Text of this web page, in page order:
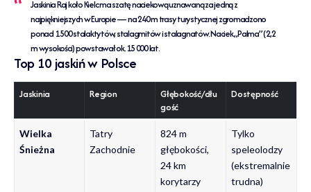
Jaskinia Raj koło Kielc ma szatę naciekową uznawaną za jedną z
najpiękniejszych w Europie — na 240 m trasy turystycznej zgromadzono
ponad 1 500 stalaktytów, stalagmitów i stalagnatów. Naciek „Palma” (2,2
m wysokości) powstawał ok. 15 000 lat.
Top 10 jaskiń w Polsce
Jaskinia Region
Głębokość/dłu
gość
Dostępność
Wielka
Śnieżna
Tatry
Zachodnie
824 m
głębokości,
24 km
korytarzy
Tylko
speleolodzy
(ekstremalnie
trudna)